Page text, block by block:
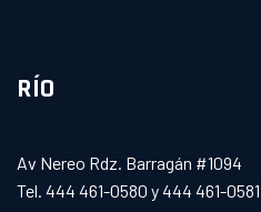
RÍO
Av Nereo Rdz. Barragán #1094
Tel. 444 461-0580 y 444 461-0581